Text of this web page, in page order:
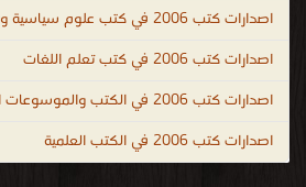
اصدارات كتب 2006 في كتب علوم سياسية وقانونية
اصدارات كتب 2006 في كتب تعلم اللغات
اصدارات كتب 2006 في الكتب والموسوعات العامة
اصدارات كتب 2006 في الكتب العلمية